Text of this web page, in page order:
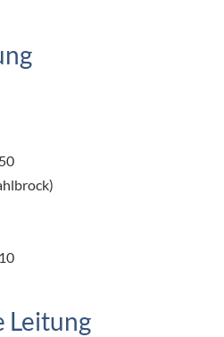
Leitung